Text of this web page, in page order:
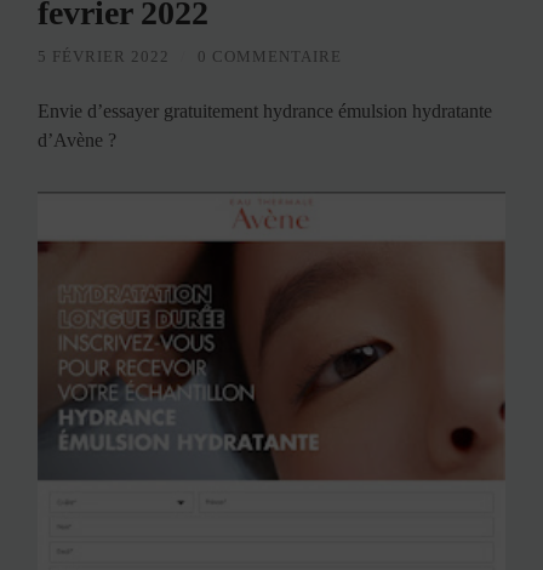
fevrier 2022
5 FÉVRIER 2022 0 COMMENTAIRE
Envie d’essayer gratuitement hydrance émulsion hydratante
d’Avène ?